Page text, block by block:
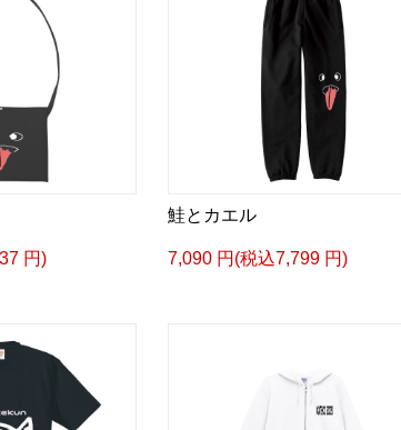
円)
鮭とカエル
7,090 円(税込7,799 円)